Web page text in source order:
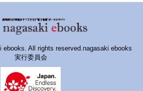
ebooks. All rights reserved.nagasaki ebooks
実行委員会